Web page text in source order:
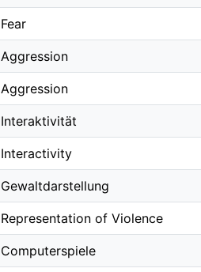
Fear
Aggression
Aggression
Interaktivität
Interactivity
Gewaltdarstellung
Representation of Violence
Computerspiele